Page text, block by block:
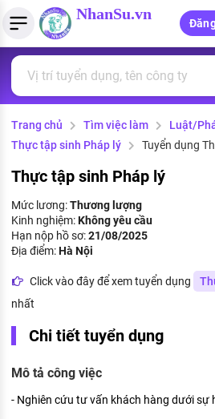
NhanSu.vn
Tìm việc làm
Việc làm ngành luật
Việc làm tốt nhất
CÔNG TY
Danh sách nhà tuyển dụng
Quản lý CV
Tải CV lên
MẪU CV THEO STYLE
Mẫu CV đơn giản
Mẫu CV hiện đại
Tính lương Gross - Net
Tính thuế thu nhập cá nhân
PHÁP LUẬT VIỆT NAM
Văn bản pháp luật
Chính sách mới
PHÁP LUẬT LAO ĐỘNG
Lao động và tiền lương
Bảo hiểm và phúc lợi
Thuế thu nhập
Chính sách lao động
KHÁM PHÁ NGHỀ NGHIỆP
Tử vi nghề nghiệp
Trang chủ Tìm việc làm Luật/
Thực tập sinh Pháp lý
Tuyển dụng
Thực tập sinh Pháp lý
Mức lương:Thương lượng
Kinh nghiệm:Không yêu cầu
Hạn nộp hồ sơ:21/08/2025
Địa điểm:Hà Nội
Click vào đây để xem tuyển dụng
nhất
Chi tiết tuyển dụng
Mô tả công việc
- Nghiên cứu tư vấn khách hàng dưới sự